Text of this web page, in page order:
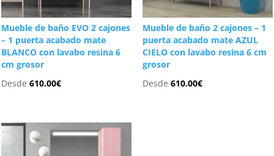
Mueble de baño EVO 2 cajones
– 1 puerta acabado mate
BLANCO con lavabo resina 6
cm grosor
Desde610.00€
Mueble de baño 2 cajones – 1
puerta acabado mate AZUL
CIELO con lavabo resina 6 cm
grosor
Desde 610.00€